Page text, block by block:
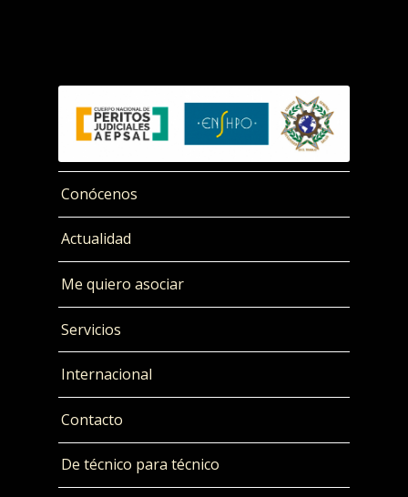
Conócenos
Actualidad
Me quiero asociar
Servicios
Internacional
Contacto
De técnico para técnico